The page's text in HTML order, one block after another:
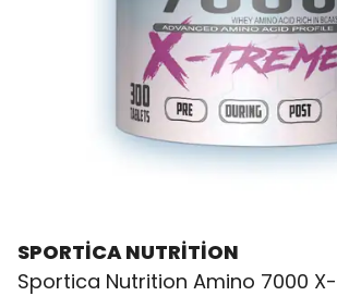
SPORTİCA NUTRİTİON
Sportica Nutrition Amino 7000 X-